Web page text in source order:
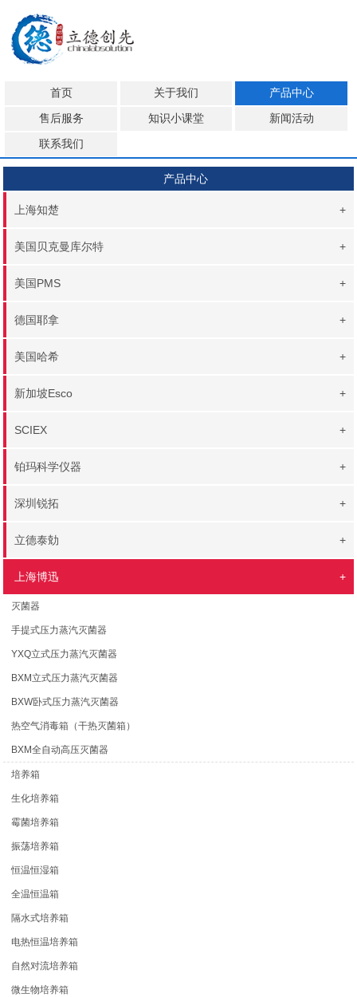
首页 关于我们 产品中心
售后服务 知识小课堂 新闻活动
联系我们
产品中心
上海知楚 +
美国贝克曼库尔特 +
美国PMS +
德国耶拿 +
美国哈希 +
新加坡Esco +
SCIEX +
铂玛科学仪器 +
深圳锐拓 +
立德泰勀 +
上海博迅 +
灭菌器
手提式压力蒸汽灭菌器
YXQ立式压力蒸汽灭菌器
BXM立式压力蒸汽灭菌器
BXW卧式压力蒸汽灭菌器
热空气消毒箱（干热灭菌箱）
BXM全自动高压灭菌器
培养箱
生化培养箱
霉菌培养箱
振荡培养箱
恒温恒湿箱
全温恒温箱
隔水式培养箱
电热恒温培养箱
自然对流培养箱
微生物培养箱